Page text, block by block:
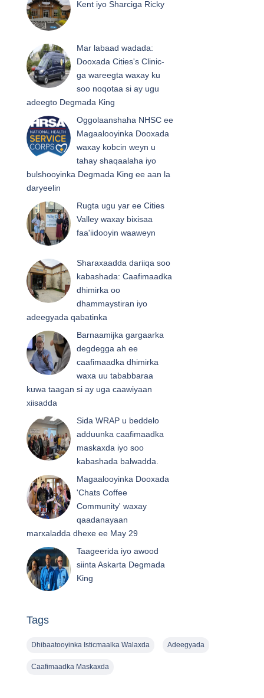
Kent iyo Sharciga Ricky
Mar labaad wadada:
Dooxada Cities's Clinic-
ga wareegta waxay ku
soo noqotaa si ay ugu
adeegto Degmada King
Oggolaanshaha NHSC ee
Magaalooyinka Dooxada
waxay kobcin weyn u
tahay shaqaalaha iyo
bulshooyinka Degmada King ee aan la
daryeelin
Rugta ugu yar ee Cities
Valley waxay bixisaa
faa'iidooyin waaweyn
Sharaxaadda dariiqa soo
kabashada: Caafimaadka
dhimirka oo
dhammaystiran iyo
adeegyada qabatinka
Barnaamijka gargaarka
degdegga ah ee
caafimaadka dhimirka
waxa uu tababbaraa
kuwa taagan si ay uga caawiyaan
xiisadda
Sida WRAP u beddelo
adduunka caafimaadka
maskaxda iyo soo
kabashada balwadda.
Magaalooyinka Dooxada
'Chats Coffee
Community' waxay
qaadanayaan
marxaladda dhexe ee May 29
Taageerida iyo awood
siinta Askarta Degmada
King
Tags
Dhibaatooyinka Isticmaalka Walaxda Adeegyada
Caafimaadka Maskaxda